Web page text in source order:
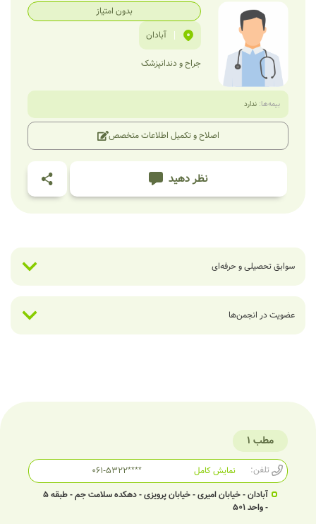
بدون امتیاز
| آبادان
جراح و دندانپزشک
بیمه‌ها: ندارد
اصلاح و تکمیل اطلاعات متخصص
نظر دهید
سوابق تحصیلی و حرفه‌ای
عضویت در انجمن‌ها
مطب 1
تلفن: 061-5322****
نمایش کامل
آبادان - خیابان امیری - خیابان پرویزی - دهکده سلامت جم - طبقه 5
- واحد 501